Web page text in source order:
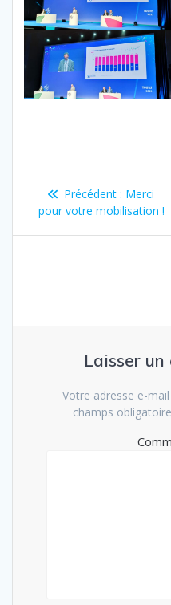
Navigation
de
Précédent : Article
précédent
Merci
pour votre mobilisation !
Laisser
Votre adresse e-
champs